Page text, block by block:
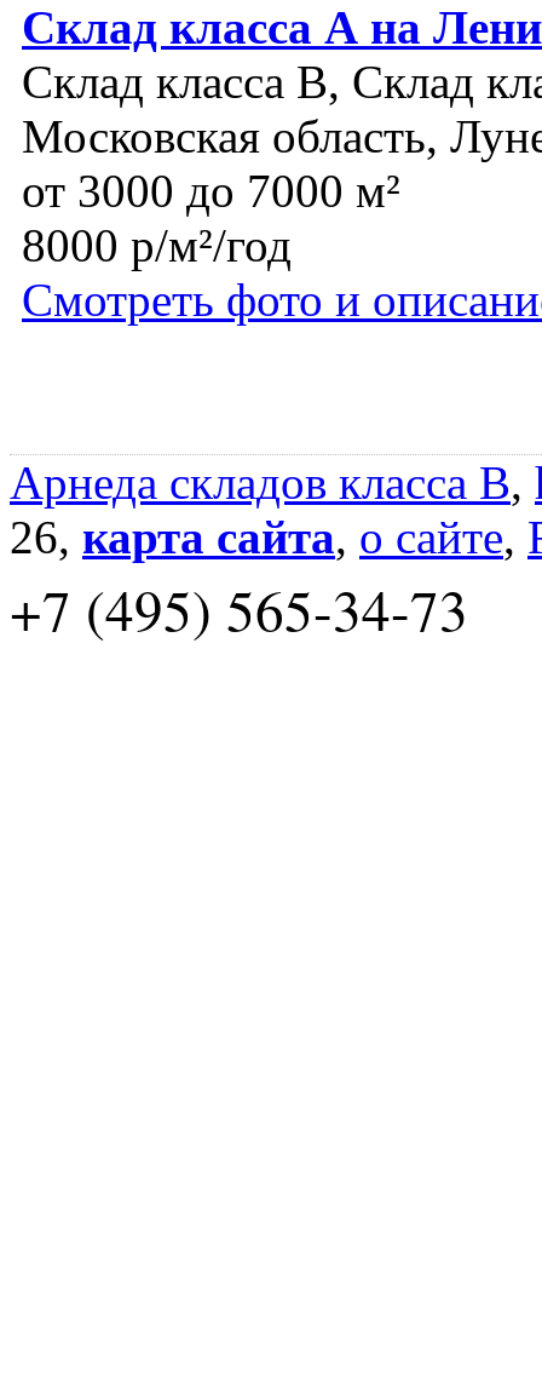
Склад класса А на
Склад класса B, Склад
Московская область,
от 3000 до 7000 м²
8000 р/м²/год
Смотреть фото и
Арнеда складов класса B,
26, карта сайта, о сайте,
+7 (495) 565-34-73